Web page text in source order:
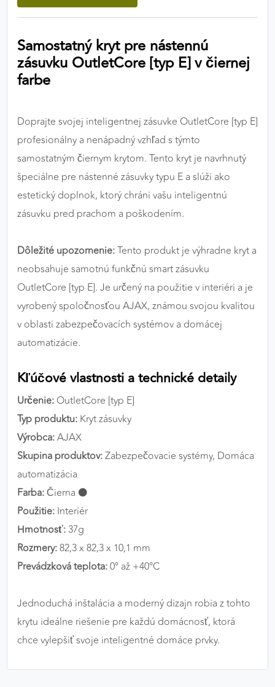
Samostatný kryt pre nástennú
zásuvku OutletCore [typ E] v čiernej
farbe
Doprajte svojej inteligentnej zásuvke OutletCore [typ E]
profesionálny a nenápadný vzhľad s týmto
samostatným čiernym krytom. Tento kryt je navrhnutý
špeciálne pre nástenné zásuvky typu E a slúži ako
estetický doplnok, ktorý chráni vašu inteligentnú
zásuvku pred prachom a poškodením.
Dôležité upozornenie:Tento produkt je výhradne kryt a
neobsahuje samotnú funkčnú smart zásuvku
OutletCore [typ E]. Je určený na použitie v interiéri a je
vyrobený spoločnosťou AJAX, známou svojou kvalitou
v oblasti zabezpečovacích systémov a domácej
automatizácie.
Kľúčové vlastnosti a technické detaily
Určenie: OutletCore [typ E]
Typ produktu: Kryt zásuvky
Výrobca:AJAX
Skupina produktov:Zabezpečovacie systémy, Domáca
automatizácia
Farba:Čierna ⚫
Použitie: Interiér
Hmotnosť: 37g
Rozmery:82,3 x 82,3 x 10,1 mm
Prevádzková teplota:0° až +40°C
Jednoduchá inštalácia a moderný dizajn robia z tohto
krytu ideálne riešenie pre každú domácnosť, ktorá
chce vylepšiť svoje inteligentné domáce prvky.
výkon a funkčnosť našich stránok.
Google Analytics
Poskytovateľ: Google
MARKETINGOVÉ COOKIES
Marketingové cookies sa používajú na sledovanie
správania používateľov naprieč webovými
stránkami. Umožňujú nám a našim partnerom
zobrazovať cielenú a relevantnú reklamu, a to na
našom webe aj v reklamných sieťach tretích strán.
Google Ads
Poskytovateľ: Google